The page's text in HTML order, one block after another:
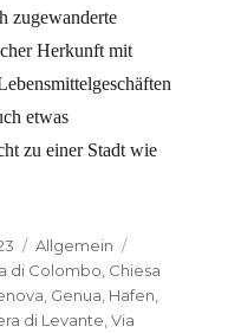
zugewanderte
Herkunft mit
etwas
zu einer Stadt wie
Kategorien
Allgemein
di Colombo Chiesa
Genua Hafen
di Levante ,Via